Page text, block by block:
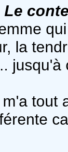
Le
la
tout